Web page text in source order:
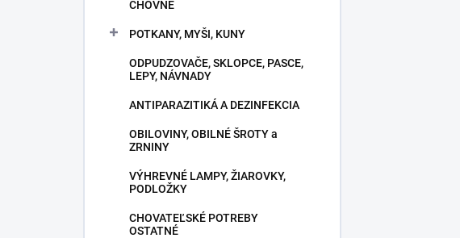
CHOVNÉ
POTKANY, MYŠI, KUNY
ODPUDZOVAČE, SKLOPCE, PASCE,
LEPY, NÁVNADY
ANTIPARAZITIKÁ A DEZINFEKCIA
OBILOVINY, OBILNÉ ŠROTY a
ZRNINY
VÝHREVNÉ LAMPY, ŽIAROVKY,
PODLOŽKY
CHOVATEĽSKÉ POTREBY
OSTATNÉ